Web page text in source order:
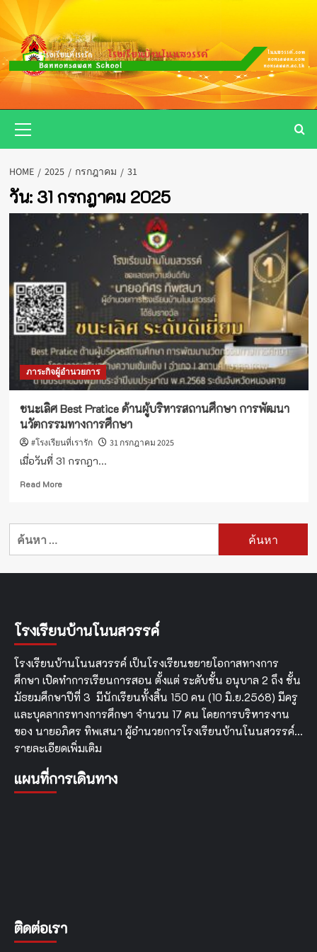
Skip
content
Menu
HOME 2025 กรกฎาคม 31
วัน: 31 กรกฎาคม 2025
ภาระกิจผู้อำนวยการ
ชนะเลิศ Best Pratice ด้านผู้บริหารสถานศึกษา การพัฒนา
นวัตกรรมทางการศึกษา
#โรงเรียนที่เรารัก 31 กรกฎาคม 2025
เมื่อวันที่ 31 กรกฎา...
Read MoreRead
ชนะ
ด้าน
ศึกษา
พัฒนา
นวัตกรรม
ทางการ
ศึกษา
ค้นหา
โรงเรียนบ้านโนนสวรรค์
โรงเรียนบ้านโนนสวรรค์ เป็นโรงเรียนขยายโอกาสทางการ
ศึกษา เปิดทำการเรียนการสอน ตั้งแต่ ระดับชั้น อนุบาล 2 ถึง ชั้น
มัธยมศึกษาปีที่ 3 มีนักเรียนทั้งสิ้น 150 คน (10 มิ.ย.2568) มีครู
และบุคลากรทางการศึกษา จำนวน 17 คน โดยการบริหารงาน
ของ นายอภิศร ทิพเสนา ผู้อำนวยการโรงเรียนบ้านโนนสวรรค์…
รายละเอียดเพิ่มเติม
แผนที่การเดินทาง
ติดต่อเรา